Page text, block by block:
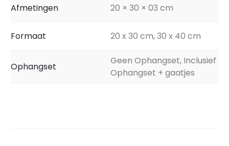
Afmetingen 20 × 30 × 03 cm
Formaat 20 x 30 cm, 30 x 40 cm
Ophangset
Geen Ophangset, Inclusief
Ophangset + gaatjes